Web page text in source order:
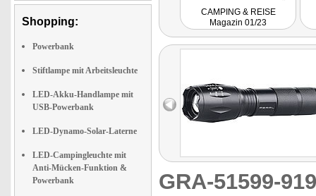
Shopping:
Powerbank
Stiftlampe mit Arbeitsleuchte
LED-Akku-Handlampe mit
USB-Powerbank
LED-Dynamo-Solar-Laterne
LED-Campingleuchte mit
Anti-Mücken-Funktion &
Powerbank
ist auch als Powerbank
nutzbar: Mit dem
unterwegs das Smartphone
CAMPING & REISE
Magazin 01/23
GRA-51599-